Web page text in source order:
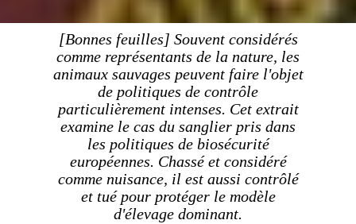
[Bonnes feuilles] Souvent considérés
comme représentants de la nature, les
animaux sauvages peuvent faire l'objet
de politiques de contrôle
particulièrement intenses. Cet extrait
examine le cas du sanglier pris dans
les politiques de biosécurité
européennes. Chassé et considéré
comme nuisance, il est aussi contrôlé
et tué pour protéger le modèle
d'élevage dominant.